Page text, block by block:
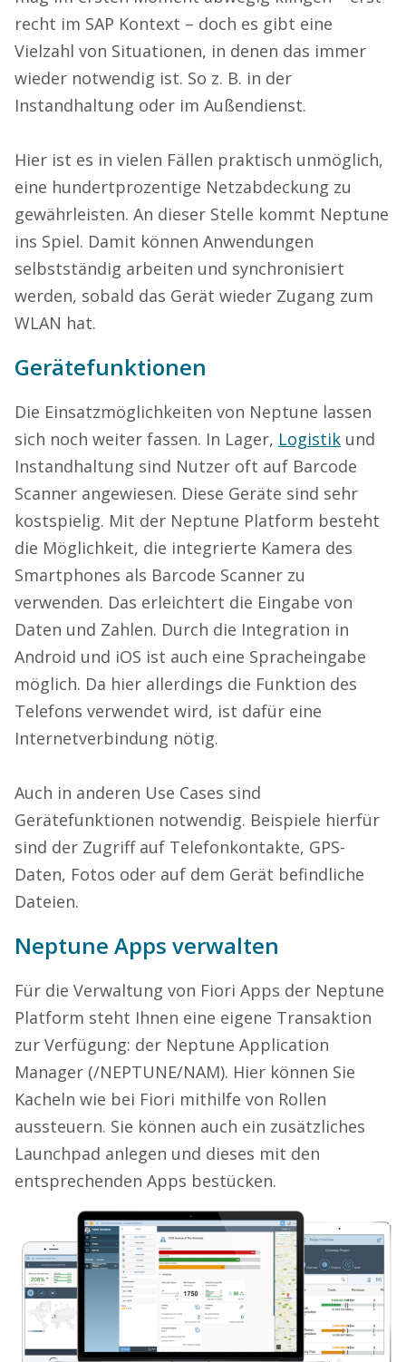
recht im SAP Kontext – doch es gibt eine
Vielzahl von Situationen, in denen das immer
wieder notwendig ist. So z. B. in der
Instandhaltung oder im Außendienst.
Hier ist es in vielen Fällen praktisch unmöglich,
eine hundertprozentige Netzabdeckung zu
gewährleisten. An dieser Stelle kommt Neptune
ins Spiel. Damit können Anwendungen
selbstständig arbeiten und synchronisiert
werden, sobald das Gerät wieder Zugang zum
WLAN hat.
Gerätefunktionen
Die Einsatzmöglichkeiten von Neptune lassen
sich noch weiter fassen. In Lager, Logistik und
Instandhaltung sind Nutzer oft auf Barcode
Scanner angewiesen. Diese Geräte sind sehr
kostspielig. Mit der Neptune Platform besteht
die Möglichkeit, die integrierte Kamera des
Smartphones als Barcode Scanner zu
verwenden. Das erleichtert die Eingabe von
Daten und Zahlen. Durch die Integration in
Android und iOS ist auch eine Spracheingabe
möglich. Da hier allerdings die Funktion des
Telefons verwendet wird, ist dafür eine
Internetverbindung nötig.
Auch in anderen Use Cases sind
Gerätefunktionen notwendig. Beispiele hierfür
sind der Zugriff auf Telefonkontakte, GPS-
Daten, Fotos oder auf dem Gerät befindliche
Dateien.
Neptune Apps verwalten
Für die Verwaltung von Fiori Apps der Neptune
Platform steht Ihnen eine eigene Transaktion
zur Verfügung: der Neptune Application
Manager (/NEPTUNE/NAM). Hier können Sie
Kacheln wie bei Fiori mithilfe von Rollen
aussteuern. Sie können auch ein zusätzliches
Launchpad anlegen und dieses mit den
entsprechenden Apps bestücken.